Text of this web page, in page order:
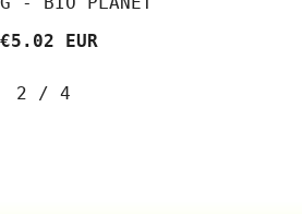
€5.02 EUR
2 / von
4